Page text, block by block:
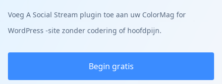
Voeg A Social Stream plugin toe aan uw ColorMag for
WordPress -site zonder codering of hoofdpijn.
Begin gratis